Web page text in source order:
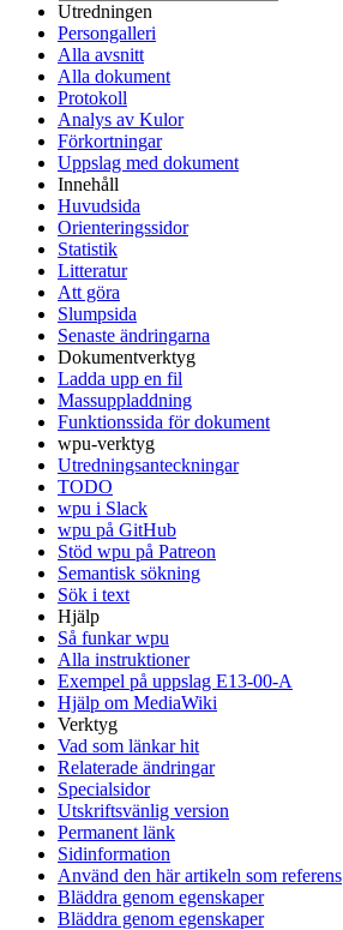
Utredningen
Persongalleri
Alla avsnitt
Alla dokument
Protokoll
Analys av Kulor
Förkortningar
Uppslag med dokument
Innehåll
Huvudsida
Orienteringssidor
Statistik
Litteratur
Att göra
Slumpsida
Senaste ändringarna
Dokumentverktyg
Ladda upp en fil
Massuppladdning
Funktionssida för dokument
wpu-verktyg
Utredningsanteckningar
TODO
wpu i Slack
wpu på GitHub
Stöd wpu på Patreon
Semantisk sökning
Sök i text
Hjälp
Så funkar wpu
Alla instruktioner
Exempel på uppslag E13-00-A
Hjälp om MediaWiki
Verktyg
Vad som länkar hit
Relaterade ändringar
Specialsidor
Utskriftsvänlig version
Permanent länk
Sidinformation
Använd den här artikeln som referens
Bläddra genom egenskaper
Bläddra genom egenskaper